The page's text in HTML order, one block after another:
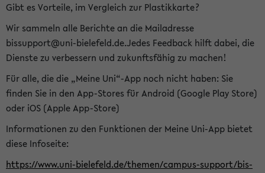
Gibt es Vorteile, im Vergleich zur Plastikkarte?
Wir sammeln alle Berichte an die Mailadresse
bissupport@uni-bielefeld.de.Jedes Feedback hilft dabei, die
Dienste zu verbessern und zukunftsfähig zu machen!
Für alle, die die „Meine Uni“-App noch nicht haben: Sie
finden Sie in den App-Stores für Android (Google Play Store)
oder iOS (Apple App-Store)
Informationen zu den Funktionen der Meine Uni-App bietet
diese Infoseite:
https://www.uni-bielefeld.de/themen/campus-support/bis-